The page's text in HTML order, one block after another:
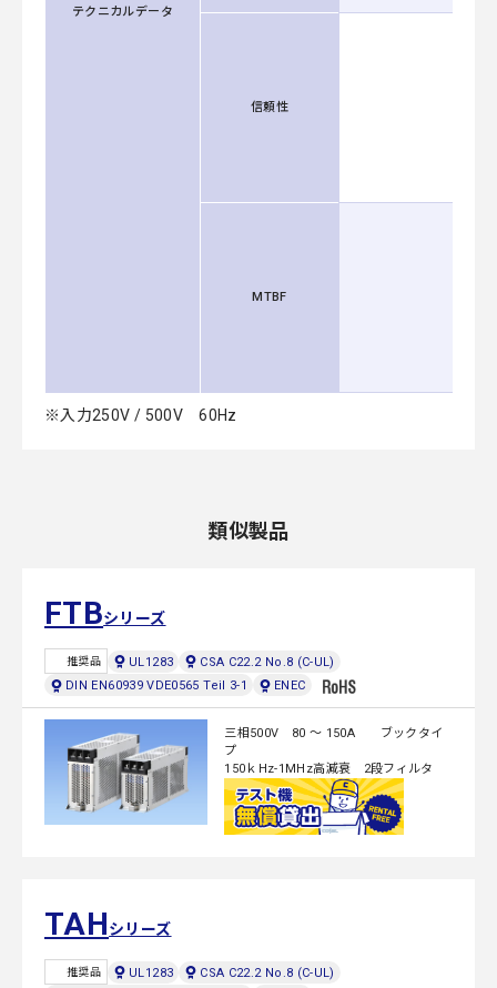
テクニカルデータ
信頼性
MTBF
※入力250V / 500V 60Hz
類似製品
FTBシリーズ
推奨品 UL1283
CSA C22.2 No.8 (C-UL)
DIN EN60939 VDE0565 Teil 3-1
ENEC
三相500V 80 ～ 150A ブックタイ
プ
150ｋHz-1MHz高減衰 2段フィルタ
TAHシリーズ
推奨品 UL1283
CSA C22.2 No.8 (C-UL)